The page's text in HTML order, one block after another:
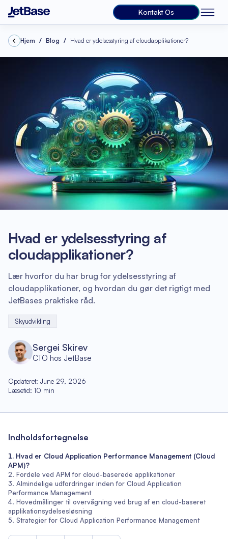
Kontakt Os
Hjem Blog Hvad er ydelsesstyring af cloudapplikationer?
Hvad er ydelsesstyring af
cloudapplikationer?
Lær hvorfor du har brug for ydelsesstyring af
cloudapplikationer, og hvordan du gør det rigtigt med
JetBases praktiske råd.
Skyudvikling
Sergei Skirev
CTO hos JetBase
Opdateret: June 29, 2026
Læsetid: 10 min
Indholdsfortegnelse
Hvad er Cloud Application Performance Management (Cloud
APM)?
Fordele ved APM for cloud-baserede applikationer
Almindelige udfordringer inden for Cloud Application
Performance Management
Hovedmålinger til overvågning ved brug af en cloud-baseret
applikationsydelsesløsning
Strategier for Cloud Application Performance Management